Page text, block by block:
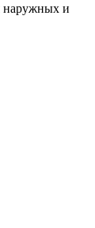
наружных и